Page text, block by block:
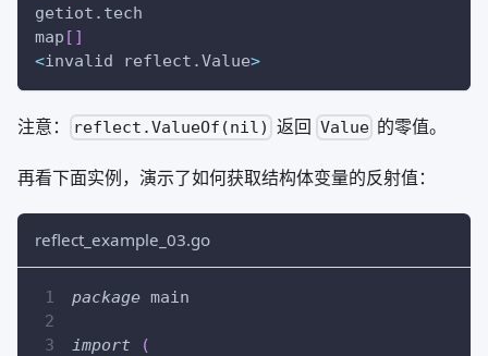
getiot.tech
map [ ]
<invalid reflect.Value>
注意： reflect.ValueOf(nil) 返回 Value 的零值。
再看下面实例，演示了如何获取结构体变量的反射值：
reflect_example_03.go
package main
import
(